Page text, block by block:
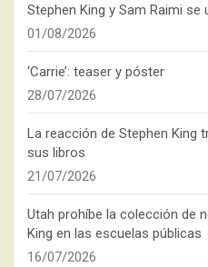
Stephen King y Sam Raimi se
01/08/2026
‘Carrie’: teaser y póster
28/07/2026
La reacción de Stephen King
sus libros
21/07/2026
Utah prohíbe la colección de
King en las escuelas públicas
16/07/2026